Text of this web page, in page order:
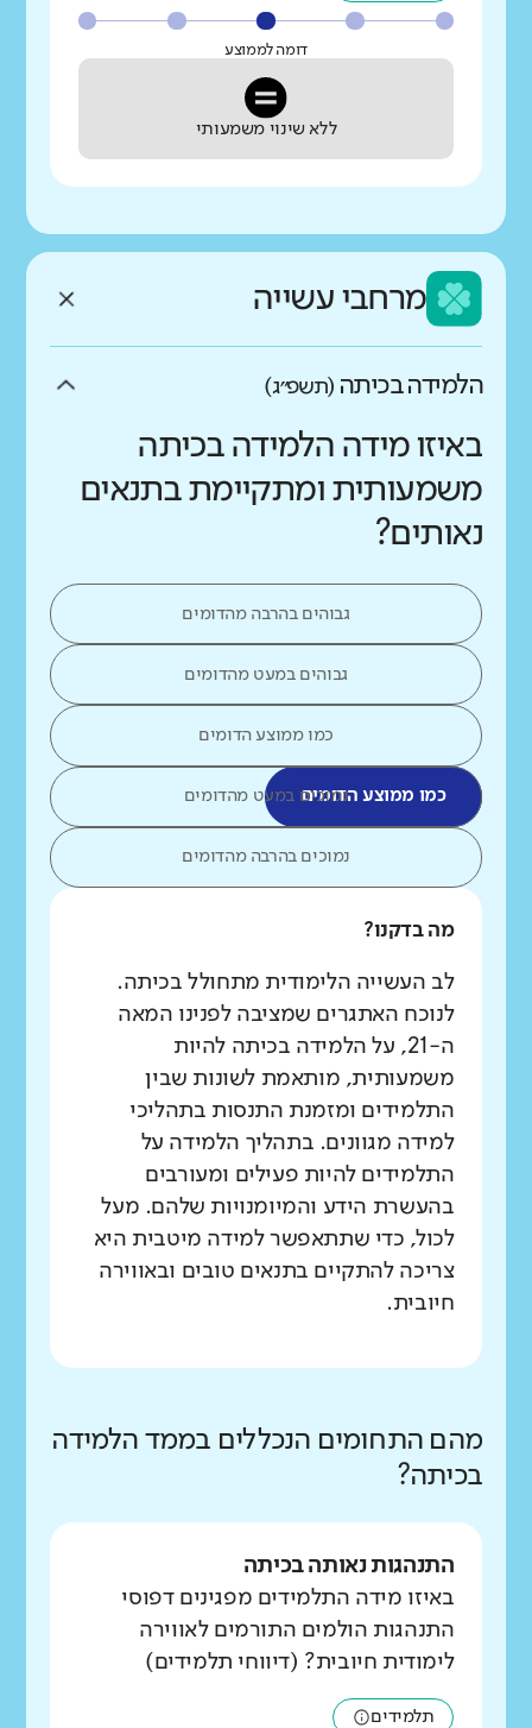
דומה לממוצע
ללא שינוי משמעותי
מרחבי עשייה
הלמידה בכיתה (תשפ״ג)
באיזו מידה הלמידה בכיתה
משמעותית ומתקיימת בתנאים
נאותים?
גבוהים בהרבה מהדומים
גבוהים במעט מהדומים
כמו ממוצע הדומים
כמו ממוצע הדומיםנמוכים במעט מהדומים
נמוכים בהרבה מהדומים
מה בדקנו?
לב העשייה הלימודית מתחולל בכיתה.
לנוכח האתגרים שמציבה לפנינו המאה
ה-21, על הלמידה בכיתה להיות
משמעותית, מותאמת לשונות שבין
התלמידים ומזמנת התנסות בתהליכי
למידה מגוונים. בתהליך הלמידה על
התלמידים להיות פעילים ומעורבים
בהעשרת הידע והמיומנויות שלהם. מעל
לכול, כדי שתתאפשר למידה מיטבית היא
צריכה להתקיים בתנאים טובים ובאווירה
חיובית.
מהם התחומים הנכללים בממד הלמידה
בכיתה?
התנהגות נאותה בכיתה
באיזו מידה התלמידים מפגינים דפוסי
התנהגות הולמים התורמים לאווירה
לימודית חיובית? (דיווחי תלמידים)
תלמידים